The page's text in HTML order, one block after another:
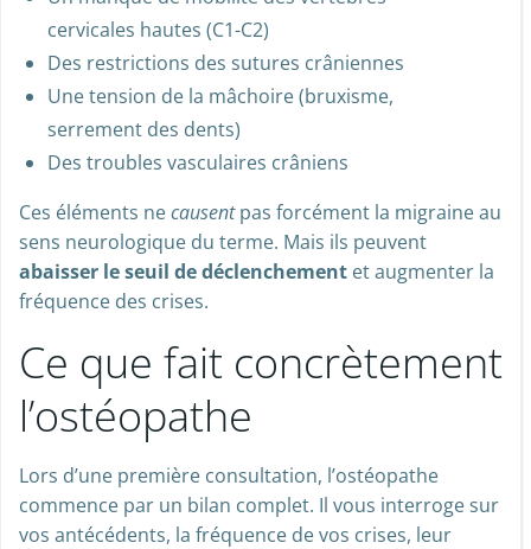
cervicales hautes (C1-C2)
Des restrictions des sutures crâniennes
Une tension de la mâchoire (bruxisme,
serrement des dents)
Des troubles vasculaires crâniens
Ces éléments necausentpas forcément la migraine au
sens neurologique du terme. Mais ils peuvent
abaisser le seuil de déclenchement et augmenter la
fréquence des crises.
Ce que fait concrètement
l’ostéopathe
Lors d’une première consultation, l’ostéopathe
commence par un bilan complet. Il vous interroge sur
vos antécédents, la fréquence de vos crises, leur